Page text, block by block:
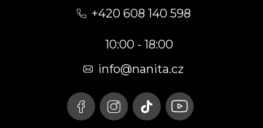
+420 608 140 598
10:00 - 18:00
info@nanita.cz